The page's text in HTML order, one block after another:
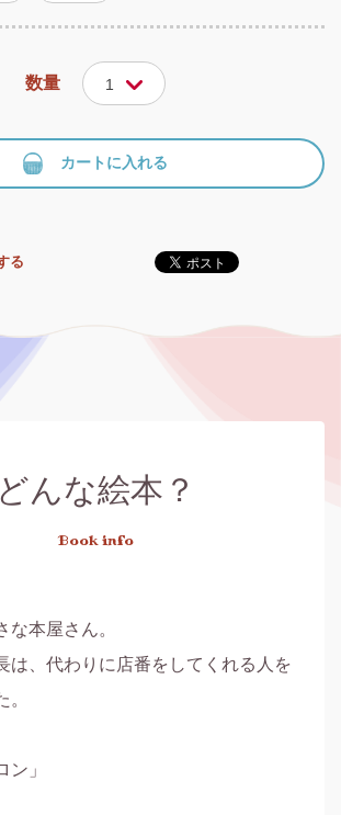
数量 1
カートに入れる
る
どんな絵本？
Book info
な本屋さん。
は、代わりに店番をしてくれる人を
ン」